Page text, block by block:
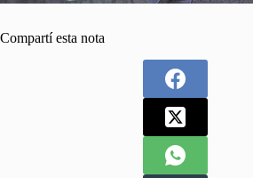
Compartí esta nota